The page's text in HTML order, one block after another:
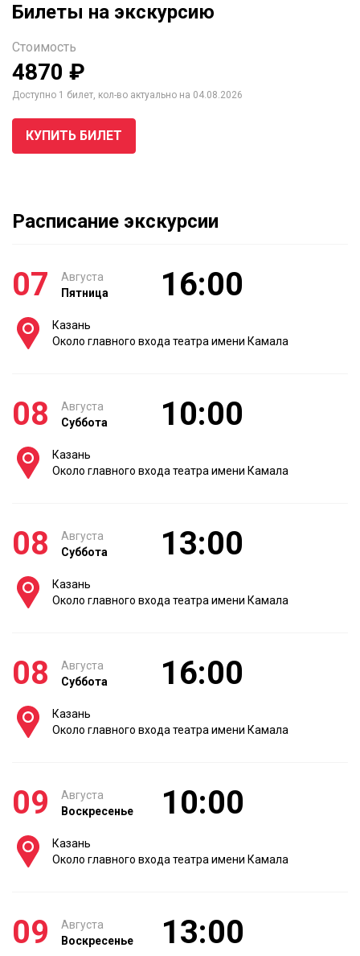
Билеты на экскурсию
Стоимость
4870 ₽
Доступно 1 билет, кол-во актуально на 04.08.2026
КУПИТЬ БИЛЕТ
Расписание экскурсии
07
Августа
Пятница
16:00
Казань
Около главного входа театра имени Камала
08
Августа
Суббота
10:00
Казань
Около главного входа театра имени Камала
08
Августа
Суббота
13:00
Казань
Около главного входа театра имени Камала
08
Августа
Суббота
16:00
Казань
Около главного входа театра имени Камала
09
Августа
Воскресенье
10:00
Казань
Около главного входа театра имени Камала
09
Августа
Воскресенье
13:00